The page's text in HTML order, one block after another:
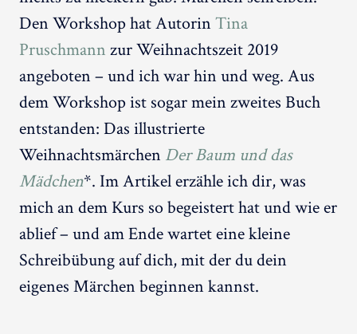
Den Workshop hat Autorin Tina
Pruschmann zur Weihnachtszeit 2019
angeboten – und ich war hin und weg. Aus
dem Workshop ist sogar mein zweites Buch
entstanden: Das illustrierte
Weihnachtsmärchen Der Baum und das
Mädchen*. Im Artikel erzähle ich dir, was
mich an dem Kurs so begeistert hat und wie er
ablief – und am Ende wartet eine kleine
Schreibübung auf dich, mit der du dein
eigenes Märchen beginnen kannst.